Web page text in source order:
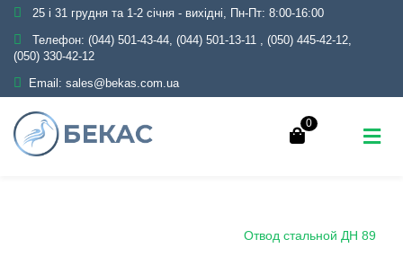
25 і 31 грудня та 1-2 січня - вихідні, Пн-Пт: 8:00-16:00
Телефон: (044) 501-43-44, (044) 501-13-11 , (050) 445-42-12,
(050) 330-42-12
Email: sales@bekas.com.ua
0
Отвод стальной ДН 89